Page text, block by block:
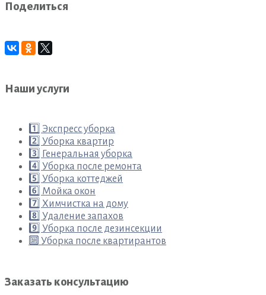
Поделиться
Наши услуги
1️⃣ Экспресс уборка
2️⃣ Уборка квартир
3️⃣ Генеральная уборка
4️⃣ Уборка после ремонта
5️⃣ Уборка коттеджей
6️⃣ Мойка окон
7️⃣ Химчистка на дому
8️⃣ Удаление запахов
9️⃣ Уборка после дезинсекции
🔟 Уборка после квартирантов
Заказать консультацию